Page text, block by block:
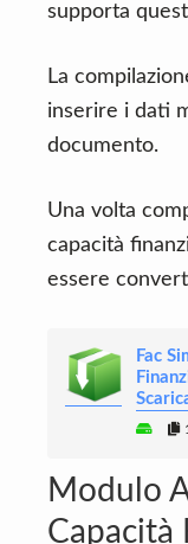
supporta
La
inserire i dati
documento.
Una volta
capacità
essere
Fac
Modulo
Capacità